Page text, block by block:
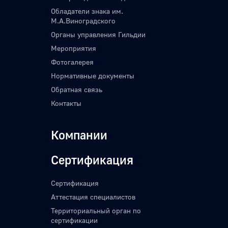
Обладатели знака им.
М.А.Виноградского
Органы управления Гильдии
Мероприятия
Фотогалерея
Нормативные документы
Обратная связь
Контакты
Компании
Сертификация
Сертификация
Аттестация специалистов
Территориальный орган по
сертификации